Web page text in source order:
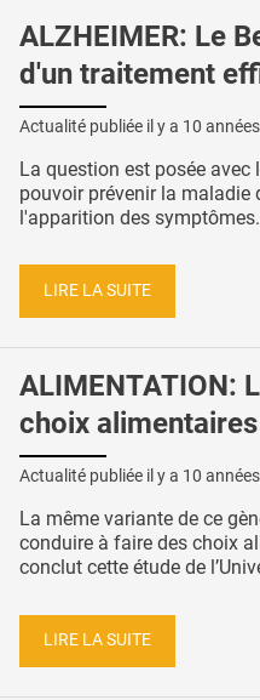
ALZHEIMER: Le
d'un traitement
Actualité publiée il y a 10
La question est posée avec
pouvoir prévenir la maladie
l'apparition des
LIRE LA SUITE
ALIMENTATION:
choix
Actualité publiée il y a 10
La même variante de ce
conduire à faire des choix
conclut cette étude de
LIRE LA SUITE